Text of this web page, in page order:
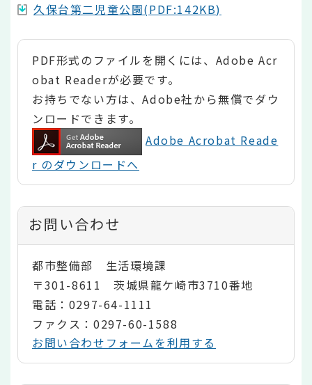
久保台第二児童公園(PDF:142KB)
PDF形式のファイルを開くには、Adobe Acr
obat Readerが必要です。
お持ちでない方は、Adobe社から無償でダウ
ンロードできます。
Adobe Acrobat Reade
r のダウンロードへ
お問い合わせ
都市整備部 生活環境課
〒301-8611 茨城県龍ケ崎市3710番地
電話：0297-64-1111
ファクス：0297-60-1588
お問い合わせフォームを利用する